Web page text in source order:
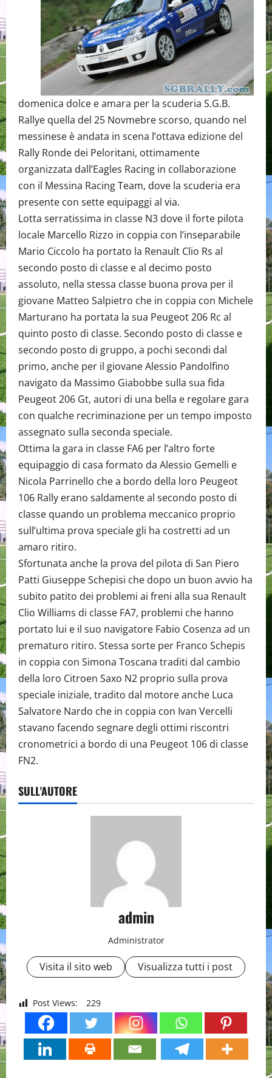
domenica dolce e amara per la scuderia S.G.B.
Rallye quella del 25 Novmebre scorso, quando nel
messinese è andata in scena l’ottava edizione del
Rally Ronde dei Peloritani, ottimamente
organizzata dall’Eagles Racing in collaborazione
con il Messina Racing Team, dove la scuderia era
presente con sette equipaggi al via.
Lotta serratissima in classe N3 dove il forte pilota
locale Marcello Rizzo in coppia con l’inseparabile
Mario Ciccolo ha portato la Renault Clio Rs al
secondo posto di classe e al decimo posto
assoluto, nella stessa classe buona prova per il
giovane Matteo Salpietro che in coppia con Michele
Marturano ha portata la sua Peugeot 206 Rc al
quinto posto di classe. Secondo posto di classe e
secondo posto di gruppo, a pochi secondi dal
primo, anche per il giovane Alessio Pandolfino
navigato da Massimo Giabobbe sulla sua fida
Peugeot 206 Gt, autori di una bella e regolare gara
con qualche recriminazione per un tempo imposto
assegnato sulla seconda speciale.
Ottima la gara in classe FA6 per l’altro forte
equipaggio di casa formato da Alessio Gemelli e
Nicola Parrinello che a bordo della loro Peugeot
106 Rally erano saldamente al secondo posto di
classe quando un problema meccanico proprio
sull’ultima prova speciale gli ha costretti ad un
amaro ritiro.
Sfortunata anche la prova del pilota di San Piero
Patti Giuseppe Schepisi che dopo un buon avvio ha
subito patito dei problemi ai freni alla sua Renault
Clio Williams di classe FA7, problemi che hanno
portato lui e il suo navigatore Fabio Cosenza ad un
prematuro ritiro. Stessa sorte per Franco Schepis
in coppia con Simona Toscana traditi dal cambio
della loro Citroen Saxo N2 proprio sulla prova
speciale iniziale, tradito dal motore anche Luca
Salvatore Nardo che in coppia con Ivan Vercelli
stavano facendo segnare degli ottimi riscontri
cronometrici a bordo di una Peugeot 106 di classe
FN2.
SULL'AUTORE
admin
Administrator
Visita il sito web Visualizza tutti i post
Post Views: 229